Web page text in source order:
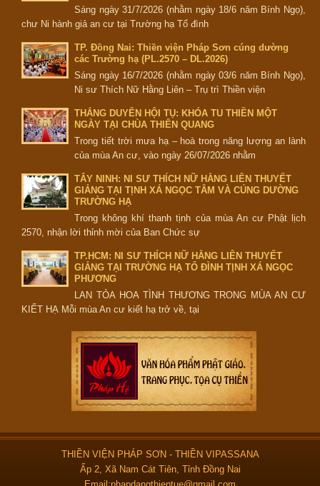
Sáng ngày 31/7/2026 (nhằm ngày 18/6 năm Bính Ngọ),
chư Ni hành giả an cư tại Trường hạ Tổ đình
TP. Đồng Nai: Thiền viện Pháp Sơn cúng dường
các Trường hạ (PL.2570 – DL.2026)
Sáng ngày 16/7/2026 (nhằm ngày 03/6 năm Bính Ngọ),
Ni sư Thích Nữ Hằng Liên – Trụ trì Thiền viện
THẮNG DUYÊN HỘI TỤ: KHÓA TU THIỀN MỘT
NGÀY TẠI CHÙA THIÊN QUANG
Trong tiết trời mưa hạ – hoà trong năng lượng an lành
của mùa An cư, vào ngày 26/07/2026 nhằm
TÂY NINH: NI SƯ THÍCH NỮ HẰNG LIÊN THUYẾT
GIẢNG TẠI TỊNH XÁ NGỌC TÂM VÀ CÚNG DƯỜNG
TRƯỜNG HẠ
Trong không khí thanh tịnh của mùa An cư Phật lịch
2570, nhận lời thỉnh mời của Ban Chức sự
TP.HCM: NI SƯ THÍCH NỮ HẰNG LIÊN THUYẾT
GIẢNG TẠI TRƯỜNG HẠ TỔ ĐÌNH TỊNH XÁ NGỌC
PHƯƠNG
LAN TỎA HOA TÌNH THƯƠNG TRONG MÙA AN CƯ
KIẾT HẠ Mỗi mùa An cư kiết hạ trở về, tại
THIỀN VIỆN PHÁP SƠN - THIỀN VIPASSANA
Ấp 2, Xã Nam Cát Tiên, Tỉnh Đồng Nai